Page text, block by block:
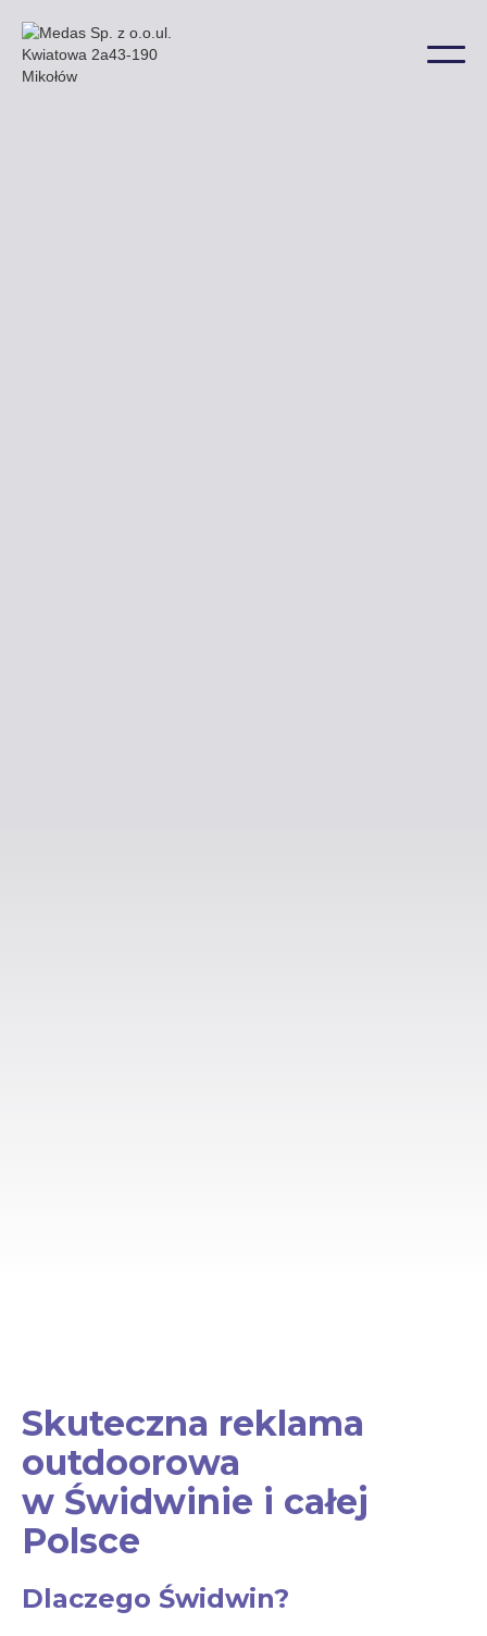
Skuteczna reklama
outdoorowa
w Świdwinie i całej
Polsce
Dlaczego Świdwin?